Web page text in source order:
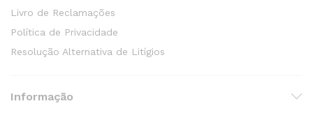
Livro de Reclamações
Política de Privacidade
Resolução Alternativa de Litígios
Informação